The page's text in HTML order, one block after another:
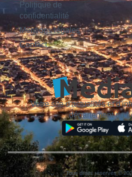
Politique de
confidentialité
Mentions légales
Contact
Votre site d'actualités et
département du
Tous droits réservés ©